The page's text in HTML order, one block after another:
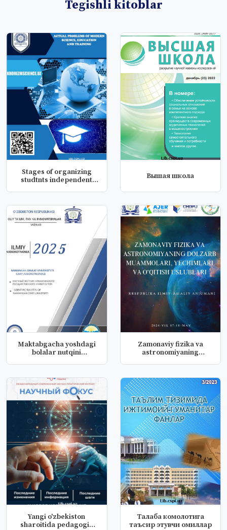
Tegishli kitoblar
Stages of organizing
studtnts independent
Вышая школа
Maktabgacha yoshdagi
bolalar nutqini
Zamonaviy fizika va
astronomiyaning
Yangi o'zbekiston
sharoitida pedagogik
Талаба комолотига
таъсир этувчи омиллар